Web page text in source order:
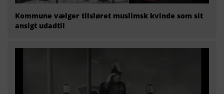
Kommune vælger tilsløret muslimsk kvinde som sit
ansigt udadtil